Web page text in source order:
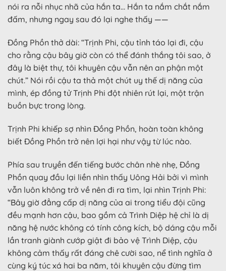
nói ra nỗi nhục nhã của hắn ta… Hắn ta nắm chắt nắm
đấm, nhưng ngay sau đó lại nghe thấy ——
Đồng Phồn thở dài: “Trịnh Phi, cậu tỉnh táo lại đi, cậu
cho rằng cậu bây giờ còn có thể đánh thắng tôi sao, ở
đây là biệt thự, tôi khuyên cậu vẫn nên an phận một
chút.” Nói rồi cậu ta thả một chút uy thế dị năng của
mình, ép đồng tử Trịnh Phi đột nhiên rút lại, một trận
buồn bực trong lòng.
Trịnh Phi khiếp sợ nhìn Đồng Phồn, hoàn toàn không
biết Đồng Phồn trở nên lợi hại như vậy từ lúc nào.
Phía sau truyền đến tiếng bước chân nhè nhẹ, Đồng
Phồn quay đầu lại liền nhìn thấy Uông Hải bởi vì mình
vẫn luôn không trở về nên đi ra tìm, lại nhìn Trịnh Phi:
“Bây giờ đẳng cấp dị năng của ai trong tiểu đội cũng
đều mạnh hơn cậu, bao gồm cả Trình Diệp hệ chỉ là dị
năng hệ nước không có tính công kích, bộ dáng cậu mỗi
lần tranh giành cướp giật đi bảo vệ Trình Diệp, cậu
không cảm thấy rất đáng chê cười sao, nể tình nghĩa ở
cùng ký túc xá hai ba năm, tôi khuyên cậu đừng tìm